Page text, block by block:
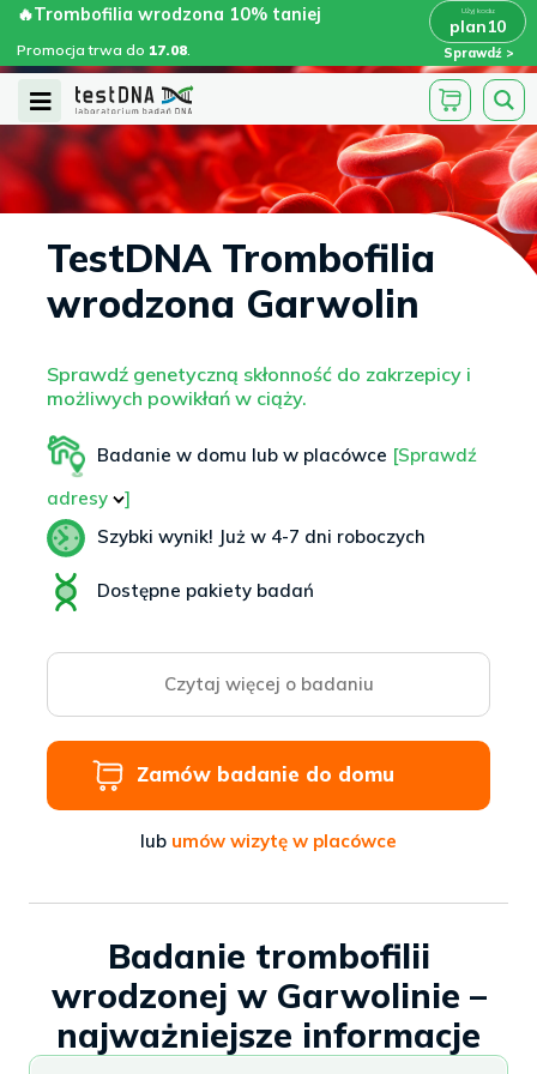
Skip
content
🔥Trombofilia wrodzona 10% taniej
Promocja trwa do 17.08.
plan10
Sprawdź
🔥Trombofilia wrodzona 10% taniej
plan10 x
Open
Menu
TestDNA Trombofilia
wrodzona Garwolin
Sprawdź genetyczną skłonność do zakrzepicy i
możliwych powikłań w ciąży.
Badanie w domu lub w placówce [Sprawdź
adresy
]
Szybki wynik! Już w 4-7 dni roboczych
Dostępne pakiety badań
Czytaj więcej o badaniu
Zamów badanie do domu
lub umów wizytę w placówce
Badanie trombofilii
wrodzonej w Garwolinie –
najważniejsze informacje